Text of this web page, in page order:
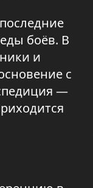
боёв. В
и
с
—